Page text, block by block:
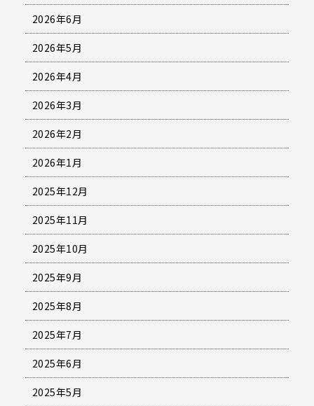
2026年6月
2026年5月
2026年4月
2026年3月
2026年2月
2026年1月
2025年12月
2025年11月
2025年10月
2025年9月
2025年8月
2025年7月
2025年6月
2025年5月